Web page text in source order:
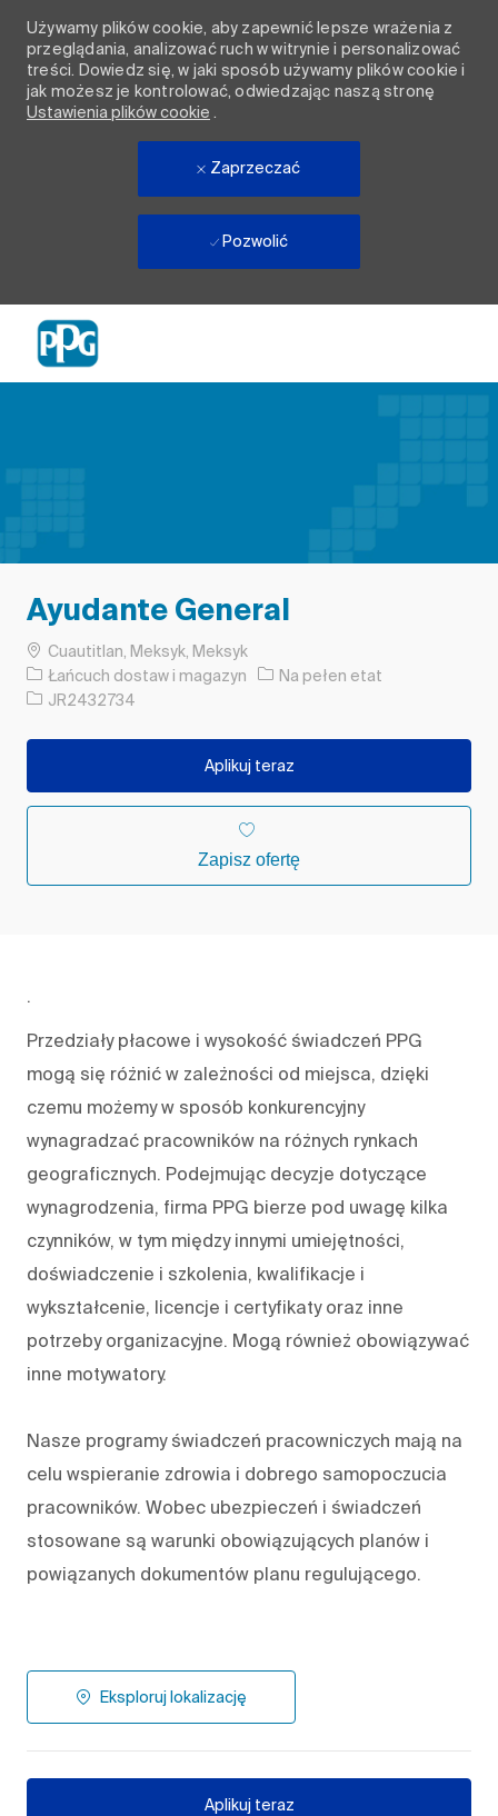
Używamy plików cookie, aby zapewnić lepsze wrażenia z
przeglądania, analizować ruch w witrynie i personalizować
treści. Dowiedz się, w jaki sposób używamy plików cookie i
jak możesz je kontrolować, odwiedzając naszą stronę
Ustawienia plików cookie .
Zaprzeczać
Pozwolić
Ayudante General
Lokalizacja
Cuautitlan, Meksyk, Meksyk
Kategoria
Łańcuch dostaw i magazyn Rodzaj pracy
Na pełen etat
Identyfikator zadania
JR2432734
Aplikuj teraz
Zapisz ofertę
.
Przedziały płacowe i wysokość świadczeń PPG
mogą się różnić w zależności od miejsca, dzięki
czemu możemy w sposób konkurencyjny
wynagradzać pracowników na różnych rynkach
geograficznych. Podejmując decyzje dotyczące
wynagrodzenia, firma PPG bierze pod uwagę kilka
czynników, w tym między innymi umiejętności,
doświadczenie i szkolenia, kwalifikacje i
wykształcenie, licencje i certyfikaty oraz inne
potrzeby organizacyjne. Mogą również obowiązywać
inne motywatory.
Nasze programy świadczeń pracowniczych mają na
celu wspieranie zdrowia i dobrego samopoczucia
pracowników. Wobec ubezpieczeń i świadczeń
stosowane są warunki obowiązujących planów i
powiązanych dokumentów planu regulującego.
Eksploruj lokalizację
Aplikuj teraz